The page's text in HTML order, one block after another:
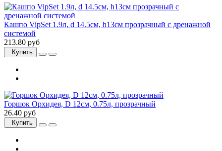
Кашпо VipSet 1.9л, d 14.5см, h13см прозрачный с дренажной
системой
213.80 руб
Купить
Горшок Орхидея, D 12см, 0.75л, прозрачный
26.40 руб
Купить